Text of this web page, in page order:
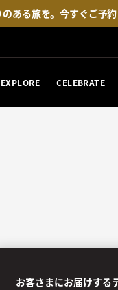
ある旅を。今すぐご予約
EXPLORE CELEBRATE
お客さまにお届けする